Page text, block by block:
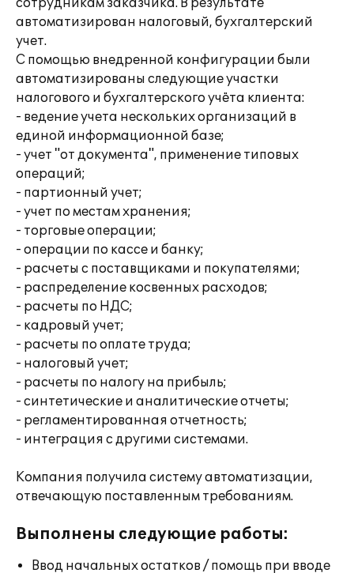
сотрудникам заказчика. В результате
автоматизирован налоговый, бухгалтерский
учет.
С помощью внедренной конфигурации были
автоматизированы следующие участки
налогового и бухгалтерского учёта клиента:
- ведение учета нескольких организаций в
единой информационной базе;
- учет "от документа", применение типовых
операций;
- партионный учет;
- учет по местам хранения;
- торговые операции;
- операции по кассе и банку;
- расчеты с поставщиками и покупателями;
- распределение косвенных расходов;
- расчеты по НДС;
- кадровый учет;
- расчеты по оплате труда;
- налоговый учет;
- расчеты по налогу на прибыль;
- синтетические и аналитические отчеты;
- регламентированная отчетность;
- интеграция с другими системами.
Компания получила систему автоматизации,
отвечающую поставленным требованиям.
Выполнены следующие работы:
Ввод начальных остатков / помощь при вводе